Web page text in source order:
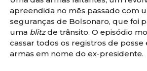
apreendida no mês passado com
seguranças de Bolsonaro, que foi
uma blitzde trânsito. O episódio
cassar todos os registros de posse
armas em nome do ex-presidente.